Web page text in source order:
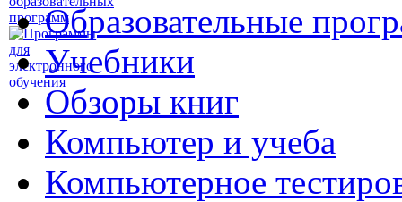
Образовательные
Учебники
Обзоры книг
Компьютер и учеба
Компьютерное